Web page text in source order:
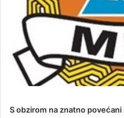
S obzirom na znatno